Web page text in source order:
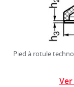
Pied à rotule